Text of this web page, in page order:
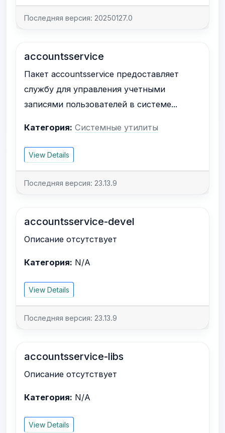
Последняя версия: 20250127.0
accountsservice
Пакет accountsservice предоставляет
службу для управления учетными
записями пользователей в системе...
Категория: Системные утилиты
View Details
Последняя версия: 23.13.9
accountsservice-devel
Описание отсутствует
Категория: N/A
View Details
Последняя версия: 23.13.9
accountsservice-libs
Описание отсутствует
Категория: N/A
View Details